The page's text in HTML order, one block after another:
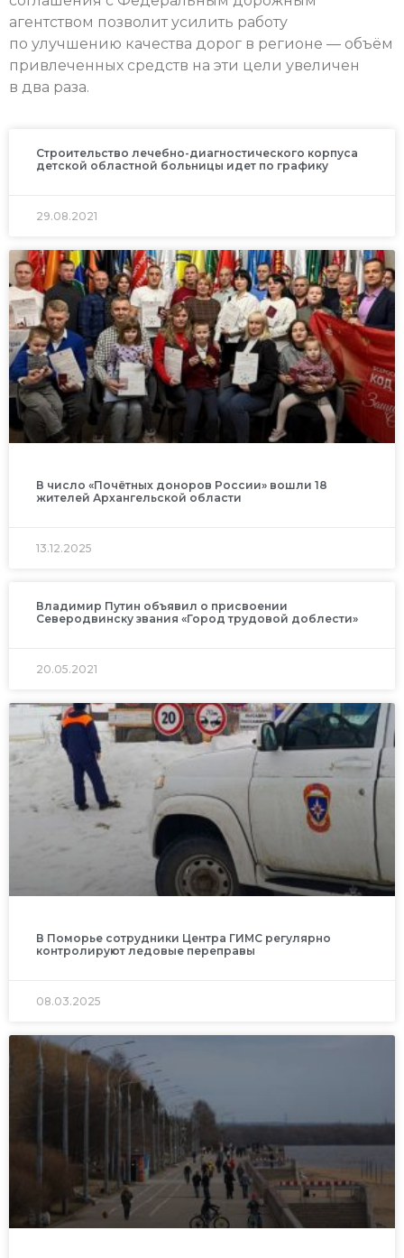
агентством позволит усилить работу
по улучшению качества дорог в регионе — объём
привлеченных средств на эти цели увеличен
в два раза.
Строительство лечебно-диагностического корпуса
детской областной больницы идет по графику
29.08.2021
В число «Почётных доноров России» вошли 18
жителей Архангельской области
13.12.2025
Владимир Путин объявил о присвоении
Северодвинску звания «Город трудовой доблести»
20.05.2021
В Поморье сотрудники Центра ГИМС регулярно
контролируют ледовые переправы
08.03.2025